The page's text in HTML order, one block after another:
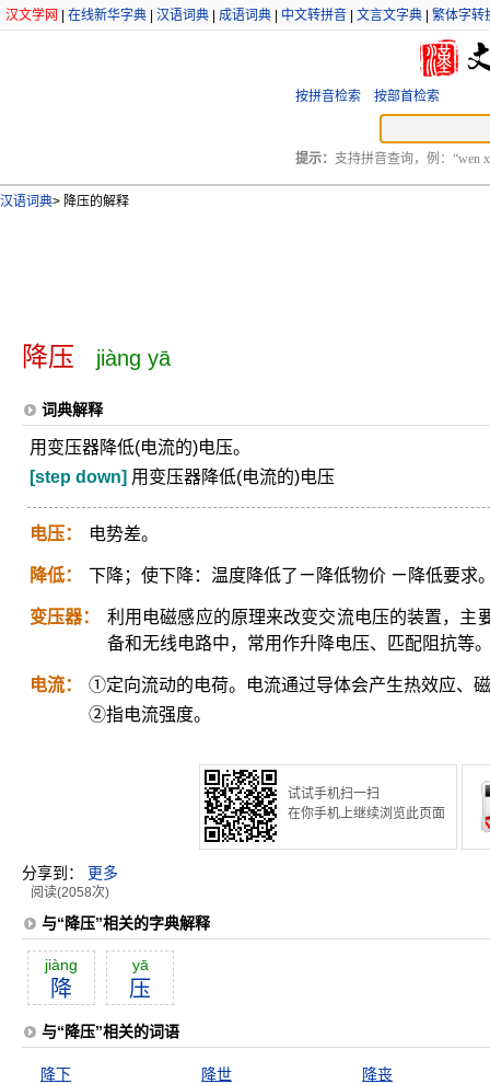
汉文学网 在线新华字典 汉语词典 成语词典 中文转拼音 文言文字典 繁体字转
按拼音检索 按部首检索
提示： 支持拼音查询，例：“wen
汉语词典> 降压的解释
降压 jiàng yā
词典解释
用变压器降低(电流的)电压。
[step down] 用变压器降低(电流的)电压
电压： 电势差。
降低： 下降；使下降：温度降低了ㄧ降低物价 ㄧ降低要求
变压器：
利用电磁感应的原理来改变交流电压的装置，主
备和无线电路中，常用作升降电压、匹配阻抗等
电流：
①定向流动的电荷。电流通过导体会产生热效应、
②指电流强度。
试试手机扫一扫
在你手机上继续浏览此页面
分享到： 更多
阅读(2058次)
与“降压”相关的字典解释
jiàng
降
yā
压
与“降压”相关的词语
降下 降世
降丧